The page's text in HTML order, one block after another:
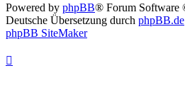
Powered by phpBB® Forum Software
Deutsche Übersetzung durch phpBB.de
phpBB SiteMaker